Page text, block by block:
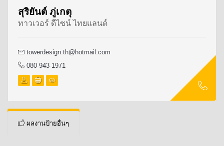
สุริยันต์ ภู่เกตุ
ทาวเวอร์ ดีไซน์ ไทยแลนด์
towerdesign.th@hotmail.com
080-943-1971
ผลงานป้ายอื่นๆ